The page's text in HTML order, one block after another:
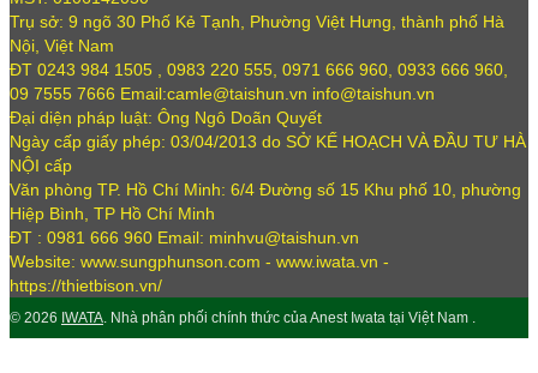
Trụ sở: 9 ngõ 30 Phố Kẻ Tạnh, Phường Việt Hưng, thành phố Hà
Nội, Việt Nam
ĐT 0243 984 1505 , 0983 220 555, 0971 666 960, 0933 666 960,
09 7555 7666 Email:camle@taishun.vn info@taishun.vn
Đại diện pháp luật: Ông Ngô Doãn Quyết
Ngày cấp giấy phép: 03/04/2013 do SỞ KẾ HOẠCH VÀ ĐẦU TƯ HÀ
NỘI cấp
Văn phòng TP. Hồ Chí Minh: 6/4 Đường số 15 Khu phố 10, phường
Hiệp Bình, TP Hồ Chí Minh
ĐT : 0981 666 960 Email: minhvu@taishun.vn
Website: www.sungphunson.com - www.iwata.vn -
https://thietbison.vn/
© 2026 IWATA . Nhà phân phối chính thức của Anest Iwata tại Việt Nam .